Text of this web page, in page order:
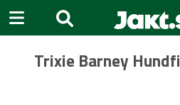
Trixie Barney